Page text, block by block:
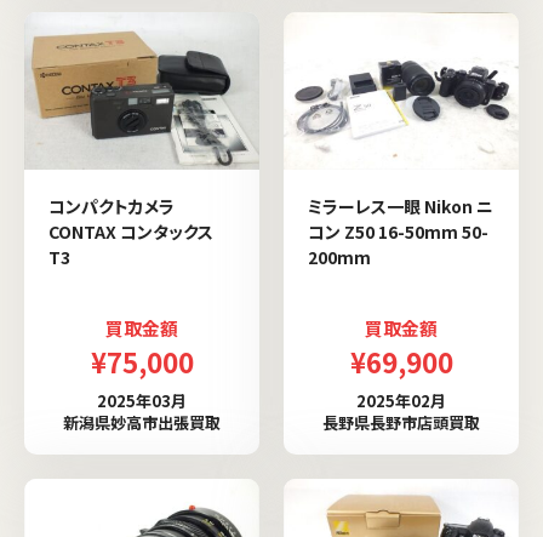
コンパクトカメラ
CONTAX コンタックス
T3
買取金額
¥75,000
2025年03月
新潟県妙高市出張買取
ミラーレス一眼 Nikon ニ
コン Z50 16-50mm 50-
200mm
買取金額
¥69,900
2025年02月
長野県長野市店頭買取